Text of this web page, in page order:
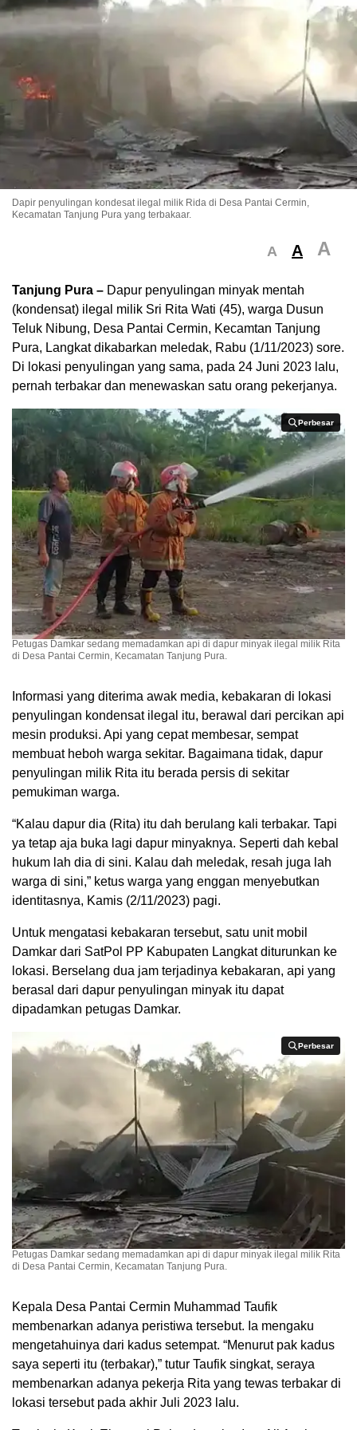
Dapir penyulingan kondesat ilegal milik Rida di Desa Pantai Cermin,
Kecamatan Tanjung Pura yang terbakaar.
A A A
Tanjung Pura – Dapur penyulingan minyak mentah
(kondensat) ilegal milik Sri Rita Wati (45), warga Dusun
Teluk Nibung, Desa Pantai Cermin, Kecamtan Tanjung
Pura, Langkat dikabarkan meledak, Rabu (1/11/2023) sore.
Di lokasi penyulingan yang sama, pada 24 Juni 2023 lalu,
pernah terbakar dan menewaskan satu orang pekerjanya.
Perbesar
Perbesar
Petugas Damkar sedang memadamkan api di dapur minyak ilegal milik Rita
di Desa Pantai Cermin, Kecamatan Tanjung Pura.
Informasi yang diterima awak media, kebakaran di lokasi
penyulingan kondensat ilegal itu, berawal dari percikan api
mesin produksi. Api yang cepat membesar, sempat
membuat heboh warga sekitar. Bagaimana tidak, dapur
penyulingan milik Rita itu berada persis di sekitar
pemukiman warga.
“Kalau dapur dia (Rita) itu dah berulang kali terbakar. Tapi
ya tetap aja buka lagi dapur minyaknya. Seperti dah kebal
hukum lah dia di sini. Kalau dah meledak, resah juga lah
warga di sini,” ketus warga yang enggan menyebutkan
identitasnya, Kamis (2/11/2023) pagi.
Untuk mengatasi kebakaran tersebut, satu unit mobil
Damkar dari SatPol PP Kabupaten Langkat diturunkan ke
lokasi. Berselang dua jam terjadinya kebakaran, api yang
berasal dari dapur penyulingan minyak itu dapat
dipadamkan petugas Damkar.
Perbesar
Perbesar
Petugas Damkar sedang memadamkan api di dapur minyak ilegal milik Rita
di Desa Pantai Cermin, Kecamatan Tanjung Pura.
Kepala Desa Pantai Cermin Muhammad Taufik
membenarkan adanya peristiwa tersebut. Ia mengaku
mengetahuinya dari kadus setempat. “Menurut pak kadus
saya seperti itu (terbakar),” tutur Taufik singkat, seraya
membenarkan adanya pekerja Rita yang tewas terbakar di
lokasi tersebut pada akhir Juli 2023 lalu.